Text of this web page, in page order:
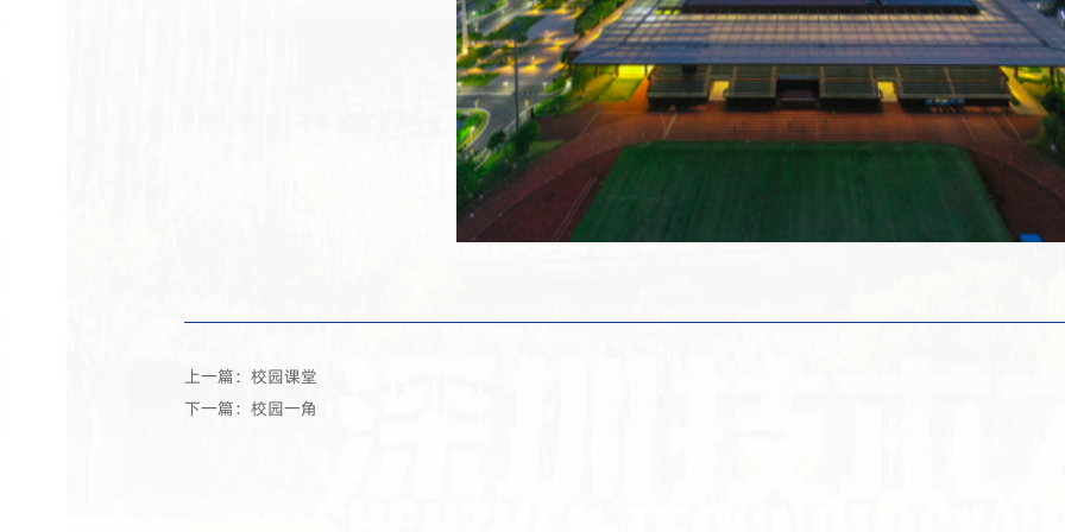
上一篇：校园课堂
下一篇：校园一角